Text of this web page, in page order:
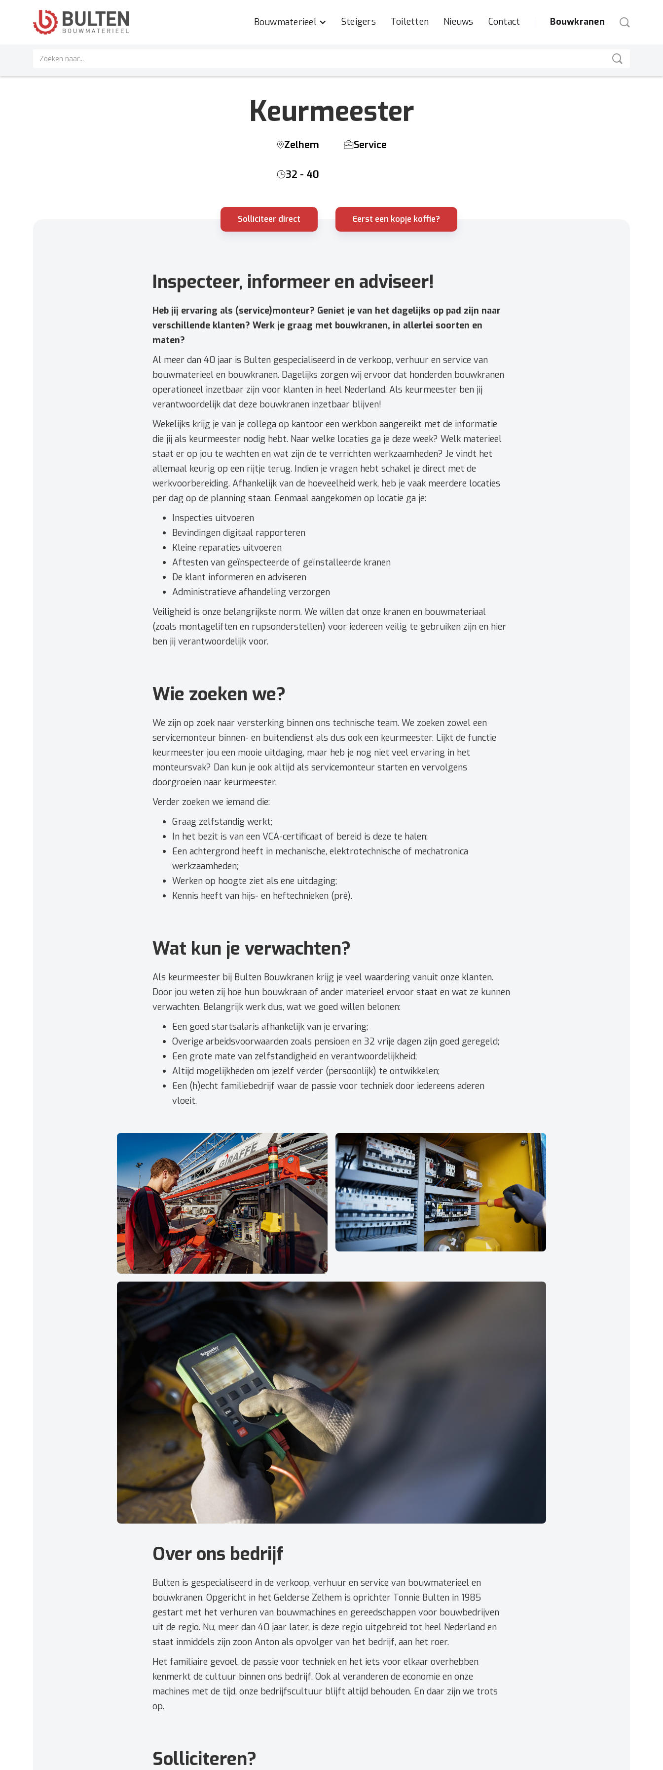
Bouwmaterieel Steigers Toiletten Nieuws Contact Bouwkranen
Keurmeester
Zelhem Service
32 - 40
Solliciteer direct Eerst een kopje koffie?
Inspecteer, informeer en adviseer!
Heb jij ervaring als (service)monteur? Geniet je van het dagelijks op pad zijn naar
verschillende klanten? Werk je graag met bouwkranen, in allerlei soorten en
maten?
Al meer dan 40 jaar is Bulten gespecialiseerd in de verkoop, verhuur en service van
bouwmaterieel en bouwkranen. Dagelijks zorgen wij ervoor dat honderden bouwkranen
operationeel inzetbaar zijn voor klanten in heel Nederland. Als keurmeester ben jij
verantwoordelijk dat deze bouwkranen inzetbaar blijven!
Wekelijks krijg je van je collega op kantoor een werkbon aangereikt met de informatie
die jij als keurmeester nodig hebt. Naar welke locaties ga je deze week? Welk materieel
staat er op jou te wachten en wat zijn de te verrichten werkzaamheden? Je vindt het
allemaal keurig op een rijtje terug. Indien je vragen hebt schakel je direct met de
werkvoorbereiding. Afhankelijk van de hoeveelheid werk, heb je vaak meerdere locaties
per dag op de planning staan. Eenmaal aangekomen op locatie ga je:
Inspecties uitvoeren
Bevindingen digitaal rapporteren
Kleine reparaties uitvoeren
Aftesten van geïnspecteerde of geïnstalleerde kranen
De klant informeren en adviseren
Administratieve afhandeling verzorgen
Veiligheid is onze belangrijkste norm. We willen dat onze kranen en bouwmateriaal
(zoals montageliften en rupsonderstellen) voor iedereen veilig te gebruiken zijn en hier
ben jij verantwoordelijk voor.
Wie zoeken we?
We zijn op zoek naar versterking binnen ons technische team. We zoeken zowel een
servicemonteur binnen- en buitendienst als dus ook een keurmeester. Lijkt de functie
keurmeester jou een mooie uitdaging, maar heb je nog niet veel ervaring in het
monteursvak? Dan kun je ook altijd als servicemonteur starten en vervolgens
doorgroeien naar keurmeester.
Verder zoeken we iemand die:
Graag zelfstandig werkt;
In het bezit is van een VCA-certificaat of bereid is deze te halen;
Een achtergrond heeft in mechanische, elektrotechnische of mechatronica
werkzaamheden;
Werken op hoogte ziet als ene uitdaging;
Kennis heeft van hijs- en heftechnieken (pré).
Wat kun je verwachten?
Als keurmeester bij Bulten Bouwkranen krijg je veel waardering vanuit onze klanten.
Door jou weten zij hoe hun bouwkraan of ander materieel ervoor staat en wat ze kunnen
verwachten. Belangrijk werk dus, wat we goed willen belonen:
Een goed startsalaris afhankelijk van je ervaring;
Overige arbeidsvoorwaarden zoals pensioen en 32 vrije dagen zijn goed geregeld;
Een grote mate van zelfstandigheid en verantwoordelijkheid;
Altijd mogelijkheden om jezelf verder (persoonlijk) te ontwikkelen;
Een (h)echt familiebedrijf waar de passie voor techniek door iedereens aderen
vloeit.
Over ons bedrijf
Bulten is gespecialiseerd in de verkoop, verhuur en service van bouwmaterieel en
bouwkranen. Opgericht in het Gelderse Zelhem is oprichter Tonnie Bulten in 1985
gestart met het verhuren van bouwmachines en gereedschappen voor bouwbedrijven
uit de regio. Nu, meer dan 40 jaar later, is deze regio uitgebreid tot heel Nederland en
staat inmiddels zijn zoon Anton als opvolger van het bedrijf, aan het roer.
Het familiaire gevoel, de passie voor techniek en het iets voor elkaar overhebben
kenmerkt de cultuur binnen ons bedrijf. Ook al veranderen de economie en onze
machines met de tijd, onze bedrijfscultuur blijft altijd behouden. En daar zijn we trots
op.
Solliciteren?